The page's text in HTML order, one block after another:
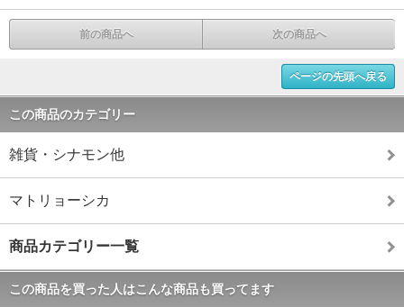
前の商品へ 次の商品へ
ページの先頭へ戻る
この商品のカテゴリー
雑貨・シナモン他
マトリョーシカ
商品カテゴリー一覧
この商品を買った人はこんな商品も買ってます